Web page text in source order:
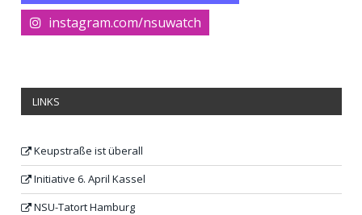
instagram.com/nsuwatch
LINKS
Keupstraße ist überall
Initiative 6. April Kassel
NSU-Tatort Hamburg